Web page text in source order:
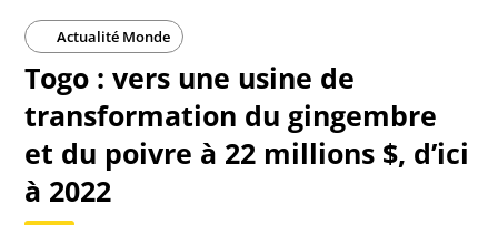
Actualité Monde
Togo : vers une usine de
transformation du gingembre
et du poivre à 22 millions $, d’ici
à 2022